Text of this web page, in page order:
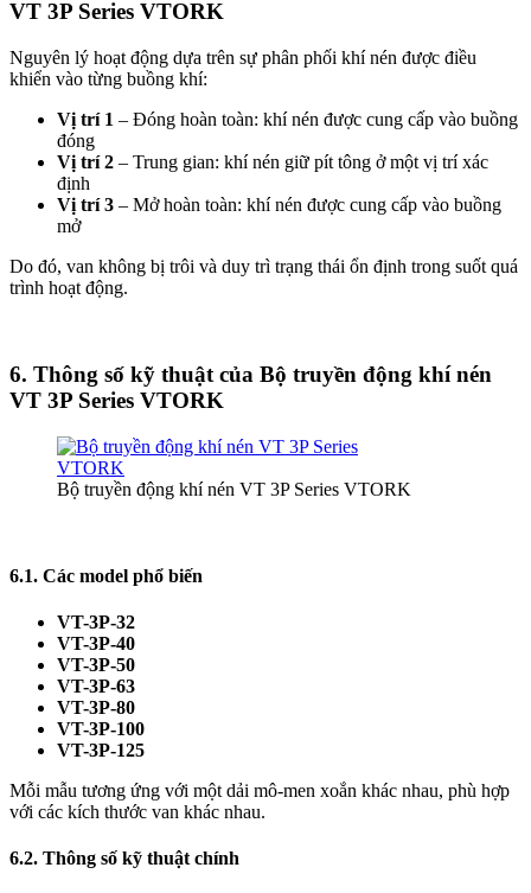
VT 3P Series VTORK
Nguyên lý hoạt động dựa trên sự phân phối khí nén được điều
khiển vào từng buồng khí:
Vị trí 1 – Đóng hoàn toàn: khí nén được cung cấp vào buồng
đóng
Vị trí 2 – Trung gian: khí nén giữ pít tông ở một vị trí xác
định
Vị trí 3 – Mở hoàn toàn: khí nén được cung cấp vào buồng
mở
Do đó, van không bị trôi và duy trì trạng thái ổn định trong suốt quá
trình hoạt động.
6. Thông số kỹ thuật của Bộ truyền động khí nén
VT 3P Series VTORK
Bộ truyền động khí nén VT 3P Series VTORK
6.1. Các model phổ biến
VT-3P-32
VT-3P-40
VT-3P-50
VT-3P-63
VT-3P-80
VT-3P-100
VT-3P-125
Mỗi mẫu tương ứng với một dải mô-men xoắn khác nhau, phù hợp
với các kích thước van khác nhau.
6.2. Thông số kỹ thuật chính